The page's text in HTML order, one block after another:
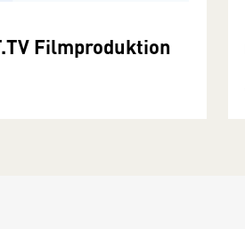
Filmproduktion